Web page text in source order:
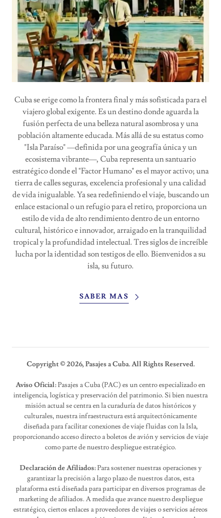
Cuba se erige como la frontera final y más sofisticada para el
viajero global exigente. Es un destino donde aguarda la
fusión perfecta de una belleza natural asombrosa y una
población altamente educada. Más allá de su estatus como
"Isla Paraíso" —definida por una geografía única y un
ecosistema vibrante—, Cuba representa un santuario
estratégico donde el "Factor Humano" es el mayor activo; una
tierra de calles seguras, excelencia profesional y una calidad
de vida inigualable. Ya sea redefiniendo el viaje, buscando un
enlace estacional o un refugio para el retiro, proporciona un
estilo de vida de alto rendimiento dentro de un entorno
cultural, histórico e innovador, arraigado en la tranquilidad
tropical y la profundidad intelectual. Tres siglos de increíble
lucha por la identidad son testigos de ello. Bienvenidos a su
isla, su futuro.
SABER MAS
Copyright © 2026, Pasajes a Cuba. All Rights Reserved.
Aviso Oficial:Pasajes a Cuba (PAC) es un centro especializado en
inteligencia, logística y preservación del patrimonio. Si bien nuestra
misión actual se centra en la curaduría de datos históricos y
culturales, nuestra infraestructura está arquitectónicamente
diseñada para facilitar conexiones de viaje fluidas con la Isla,
proporcionando acceso directo a boletos de avión y servicios de viaje
como parte de nuestro despliegue estratégico.
Declaración de Afiliados:Para sostener nuestras operaciones y
garantizar la precisión a largo plazo de nuestros datos, esta
plataforma está diseñada para participar en diversos programas de
marketing de afiliados. A medida que avance nuestro despliegue
estratégico, ciertos enlaces a proveedores de viajes o servicios aéreos